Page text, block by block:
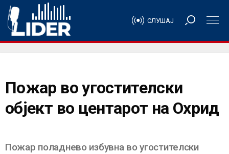
СЛУШАЈ
Пожар во угостителски
објект во центарот на Охрид
Пожар поладнево избувна во угостителски